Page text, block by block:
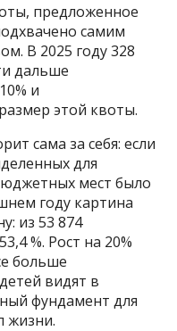
предложенное
самим
В 2025 году 328
дальше
и
этой квоты.
сама за себя: если
для
мест было
году картина
из 53 874
%. Рост на 20%
больше
видят в
фундамент для
жизни.